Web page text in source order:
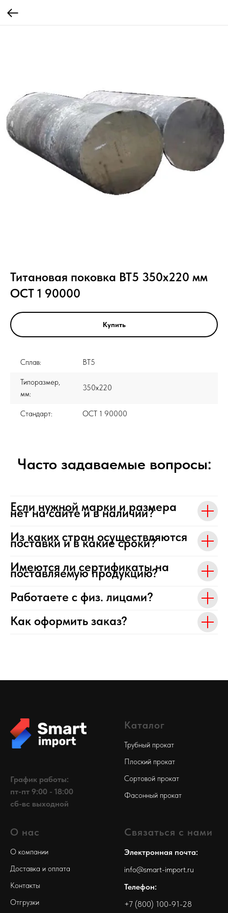
Титановая поковка ВТ5 350x220 мм
ОСТ 1 90000
Купить
Сплав: ВТ5
Типоразмер,
мм:
350x220
Стандарт: ОСТ 1 90000
Часто задаваемые вопросы:
Если нужной марки и размера
нет на сайте и в наличии?
Из каких стран осуществляются
поставки и в какие сроки?
Имеются ли сертификаты на
поставляемую продукцию?
Работаете с физ. лицами?
Как оформить заказ?
График работы:
пт-пт 9:00 - 18:00
сб-вс выходной
Каталог
Трубный прокат
Плоский прокат
Сортовой прокат
Фасонный прокат
О нас
О компании
Доставка и оплата
Контакты
Отгрузки
Связаться с нами
Электронная почта:
info@smart-import.ru
Телефон:
+7 (800) 100-91-28